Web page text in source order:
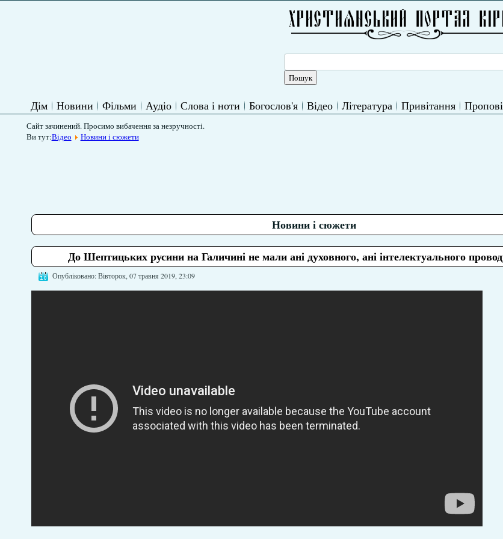
Дім Новини Фільми Аудіо Слова і ноти Богослов'я Відео Література Привітання
Сайт зачинений. Просимо вибачення за незручності.
Ви тут:Відео Новини і сюжети
Новини і сюжети
До Шептицьких русини на Галичині не мали ані духовного, ані інтелектуального
Опубліковано: Вівторок, 07 травня 2019, 23:09